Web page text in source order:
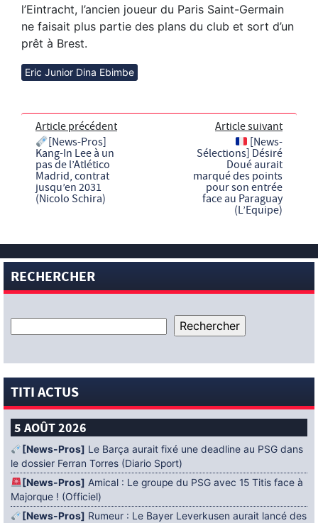
l’Eintracht, l’ancien joueur du Paris Saint-Germain
ne faisait plus partie des plans du club et sort d’un
prêt à Brest.
Eric Junior Dina Ebimbe
Article précédent
[News-Pros]
Kang-In Lee à un
pas de l’Atlético
Madrid, contrat
jusqu’en 2031
(Nicolo Schira)
Article suivant
[News-
Sélections] Désiré
Doué aurait
marqué des points
pour son entrée
face au Paraguay
(L’Equipe)
RECHERCHER
TITI ACTUS
5 AOÛT 2026
[News-Pros] Le Barça aurait fixé une deadline au PSG dans
le dossier Ferran Torres (Diario Sport)
[News-Pros] Amical : Le groupe du PSG avec 15 Titis face à
Majorque ! (Officiel)
[News-Pros] Rumeur : Le Bayer Leverkusen aurait lancé des